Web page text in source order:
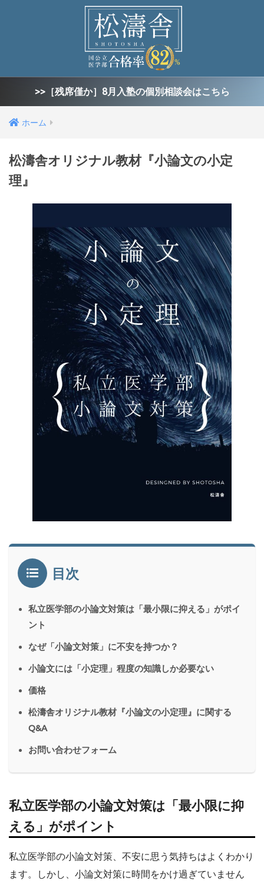
>>［残席僅か］8月入塾の個別相談会はこちら
ホーム
松濤舎オリジナル教材『小論文の小定
理』
目次
私立医学部の小論文対策は「最小限に抑える」がポイ
ント
なぜ「小論文対策」に不安を持つか？
小論文には「小定理」程度の知識しか必要ない
価格
松濤舎オリジナル教材『小論文の小定理』に関する
Q&A
お問い合わせフォーム
私立医学部の小論文対策は「最小限に抑
える」がポイント
私立医学部の小論文対策、不安に思う気持ちはよくわかり
ます。しかし、小論文対策に時間をかけ過ぎていません